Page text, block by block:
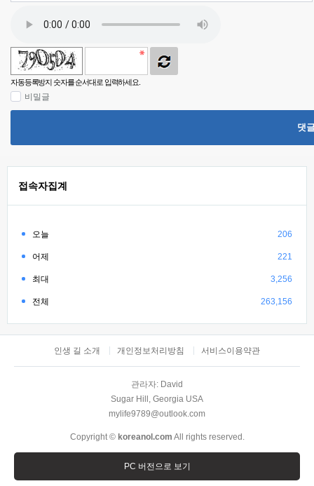
자동등록방지 숫자를 순서대로 입력하세요.
비밀글
댓
접속자집계
오늘 206
어제 221
최대 3,256
전체 263,156
인생 길 소개 개인정보처리방침 서비스이용약관
관라자: David
Sugar Hill, Georgia USA
mylife9789@outlook.com
Copyright © koreanol.com All rights reserved.
PC 버전으로 보기